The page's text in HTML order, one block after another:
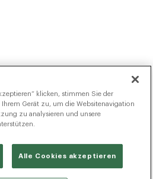
Sie
klicken, stimmen Sie der
Gerät zu, um die Websitenavigation
zu analysieren und unsere
Alle Cookies akzeptieren